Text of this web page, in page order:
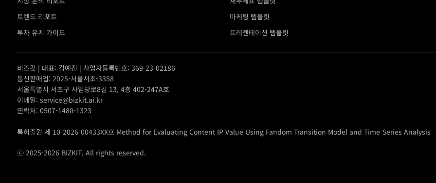
트렌드 리포트
투자 유치 가이드
마케팅 템플릿
프레젠테이션 템플릿
비즈킷 | 대표: 김예진 | 사업자등록번호: 369-23-02186
통신판매업: 2025-서울서초-3358
서울특별시 서초구 사임당로8길 13, 4층 402-247A호
이메일: service@bizkit.ai.kr
연락처: 0507-1480-1323
특허출원 제 10-2026-00433XX호 Method for Evaluating Content IP Value Using Fandom Transition Model and Time-Series Analysis
ⓒ 2025-2026 BIZKIT, All rights reserved.